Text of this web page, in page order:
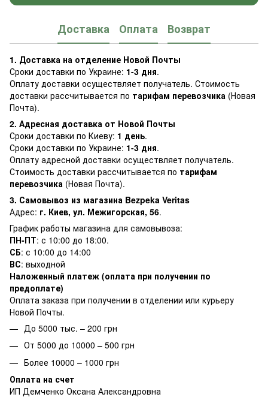
Доставка Оплата Возврат
1. Доставка на отделение Новой Почты
Сроки доставки по Украине: 1-3 дня.
Оплату доставки осуществляет получатель. Стоимость
доставки рассчитывается по тарифам перевозчика (Новая
Почта).
2. Адресная доставка от Новой Почты
Сроки доставки по Киеву: 1 день.
Сроки доставки по Украине: 1-3 дня.
Оплату адресной доставки осуществляет получатель.
Стоимость доставки рассчитывается по тарифам
перевозчика (Новая Почта).
3. Самовывоз из магазина Bezpeka Veritas
Адрес: г. Киев, ул. Межигорская, 56.
График работы магазина для самовывоза:
ПН-ПТ: с 10:00 до 18:00.
СБ: с 10:00 до 14:00
ВС: выходной
Наложенный платеж (оплата при получении по
предоплате)
Оплата заказа при получении в отделении или курьеру
Новой Почты.
До 5000 тыс. – 200 грн
От 5000 до 10000 – 500 грн
Более 10000 – 1000 грн
Оплата на счет
ИП Демченко Оксана Александровна